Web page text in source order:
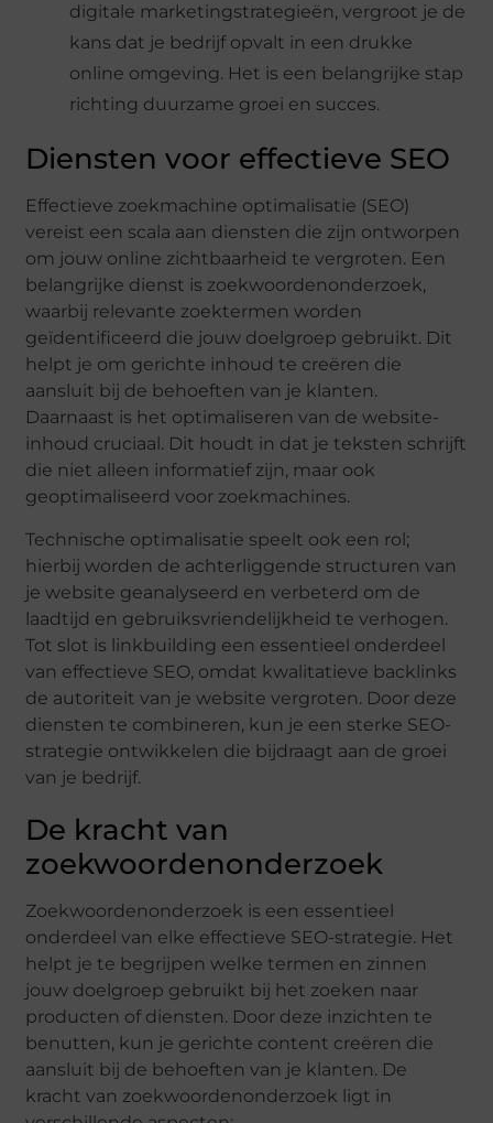
digitale marketingstrategieën, vergroot je de
kans dat je bedrijf opvalt in een drukke
online omgeving. Het is een belangrijke stap
richting duurzame groei en succes.
Diensten voor effectieve SEO
Effectieve zoekmachine optimalisatie (SEO)
vereist een scala aan diensten die zijn ontworpen
om jouw online zichtbaarheid te vergroten. Een
belangrijke dienst is zoekwoordenonderzoek,
waarbij relevante zoektermen worden
geïdentificeerd die jouw doelgroep gebruikt. Dit
helpt je om gerichte inhoud te creëren die
aansluit bij de behoeften van je klanten.
Daarnaast is het optimaliseren van de website-
inhoud cruciaal. Dit houdt in dat je teksten schrijft
die niet alleen informatief zijn, maar ook
geoptimaliseerd voor zoekmachines.
Technische optimalisatie speelt ook een rol;
hierbij worden de achterliggende structuren van
je website geanalyseerd en verbeterd om de
laadtijd en gebruiksvriendelijkheid te verhogen.
Tot slot is linkbuilding een essentieel onderdeel
van effectieve SEO, omdat kwalitatieve backlinks
de autoriteit van je website vergroten. Door deze
diensten te combineren, kun je een sterke SEO-
strategie ontwikkelen die bijdraagt aan de groei
van je bedrijf.
De kracht van
zoekwoordenonderzoek
Zoekwoordenonderzoek is een essentieel
onderdeel van elke effectieve SEO-strategie. Het
helpt je te begrijpen welke termen en zinnen
jouw doelgroep gebruikt bij het zoeken naar
producten of diensten. Door deze inzichten te
benutten, kun je gerichte content creëren die
aansluit bij de behoeften van je klanten. De
kracht van zoekwoordenonderzoek ligt in